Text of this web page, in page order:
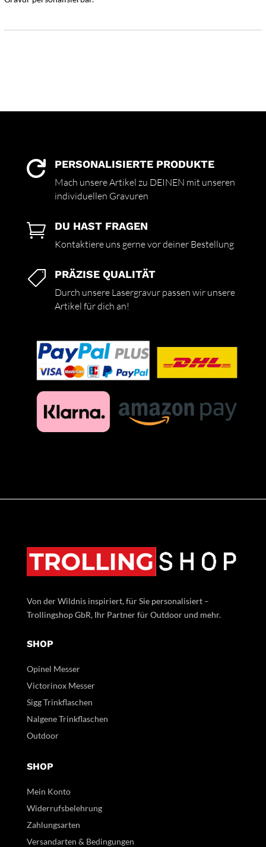
 PERSONALISIERTE PRODUKTE
Mach unsere Artikel zu DEINEN mit unseren
individuellen Gravuren
 DU HAST FRAGEN
Kontaktiere uns gerne vor deiner Bestellung
 PRÄZISE QUALITÄT
Durch unsere Lasergravur passen wir unsere
Artikel für dich an!
Von der Wildnis inspiriert, für Sie personalisiert –
Trollingshop GbR, Ihr Partner für Outdoor und mehr.
SHOP
Opinel Messer
Victorinox Messer
Sigg Trinkflaschen
Nalgene Trinkflaschen
Outdoor
SHOP
Mein Konto
Widerrufsbelehrung
Zahlungsarten
Versandarten & Bedingungen